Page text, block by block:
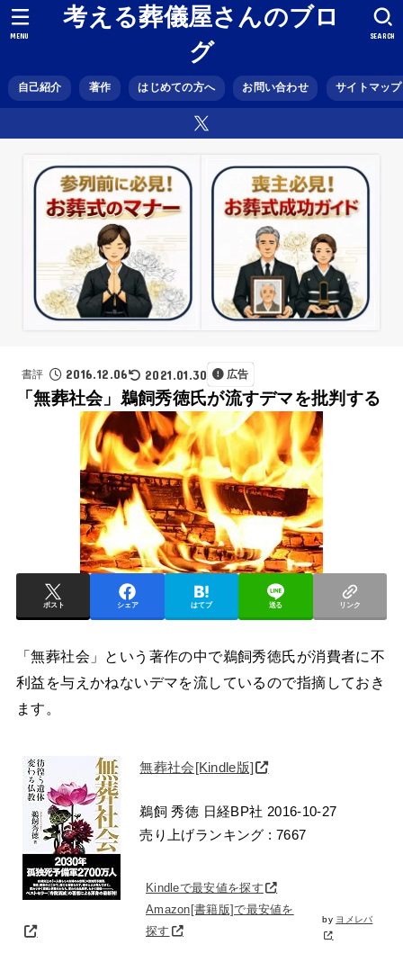
考える葬儀屋さんのブロ
グ
自己紹介 著作 はじめての方へ お問い合わせ サイトマップ
SEARCH
MENU
書評 2016.12.06 2021.01.30 広告
「無葬社会」鵜飼秀徳氏が流すデマを批判する
ポスト シェア はてブ 送る リンク
「無葬社会」という著作の中で鵜飼秀徳氏が消費者に不
利益を与えかねないデマを流しているので指摘しておき
ます。
無葬社会[Kindle版]
鵜飼 秀徳 日経BP社 2016-10-27
売り上げランキング : 7667
Kindleで最安値を探す
Amazon[書籍版]で最安値を
探す
by ヨメレバ